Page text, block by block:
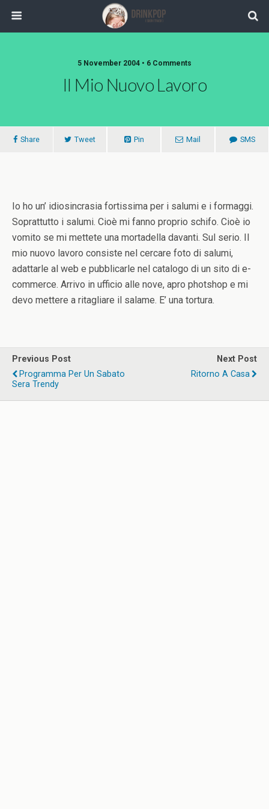
5 November 2004 • 6 Comments
Il Mio Nuovo Lavoro
Share Tweet Pin Mail SMS
Io ho un’ idiosincrasia fortissima per i salumi e i formaggi.
Soprattutto i salumi. Cioè mi fanno proprio schifo. Cioè io
vomito se mi mettete una mortadella davanti. Sul serio. Il
mio nuovo lavoro consiste nel cercare foto di salumi,
adattarle al web e pubblicarle nel catalogo di un sito di e-
commerce. Arrivo in ufficio alle nove, apro photshop e mi
devo mettere a ritagliare il salame. E’ una tortura.
Previous Post
Programma Per Un Sabato
Sera Trendy
Next Post
Ritorno A Casa